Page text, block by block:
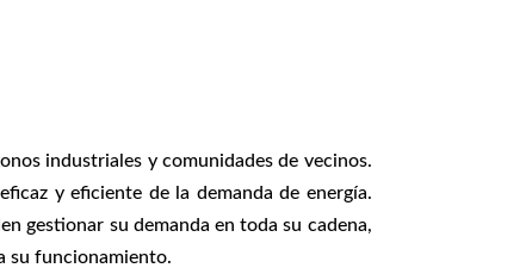
industriales y comunidades de vecinos.
y eficiente de la demanda de energía.
gestionar su demanda en toda su cadena,
su funcionamiento.